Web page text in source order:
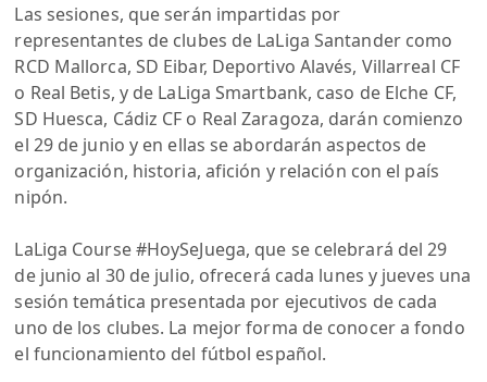
Las sesiones, que serán impartidas por
representantes de clubes de LaLiga Santander como
RCD Mallorca, SD Eibar, Deportivo Alavés, Villarreal CF
o Real Betis, y de LaLiga Smartbank, caso de Elche CF,
SD Huesca, Cádiz CF o Real Zaragoza, darán comienzo
el 29 de junio y en ellas se abordarán aspectos de
organización, historia, afición y relación con el país
nipón.
LaLiga Course #HoySeJuega, que se celebrará del 29
de junio al 30 de julio, ofrecerá cada lunes y jueves una
sesión temática presentada por ejecutivos de cada
uno de los clubes. La mejor forma de conocer a fondo
el funcionamiento del fútbol español.